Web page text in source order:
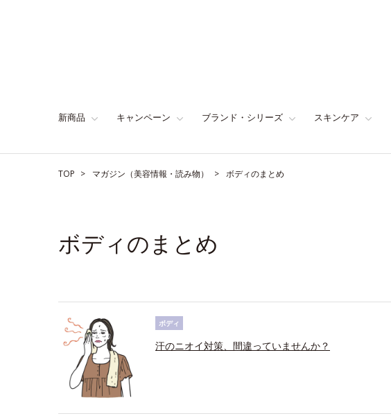
新商品 キャンペーン ブランド・シリーズ スキンケア
TOP マガジン（美容情報・読み物） ボディのまとめ
ボディのまとめ
ボディ
汗のニオイ対策、間違っていませんか？